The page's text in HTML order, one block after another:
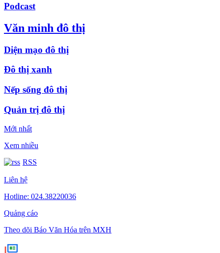
Podcast
Văn minh đô thị
Diện mạo đô thị
Đô thị xanh
Nếp sống đô thị
Quản trị đô thị
Mới nhất
Xem nhiều
RSS
Liên hệ
Hotline: 024.38220036
Quảng cáo
Theo dõi Báo Văn Hóa trên MXH